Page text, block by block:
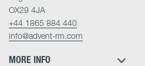
MORE INFO
OX29 4JA
+44 1865 884 440
info@advent-rm.com